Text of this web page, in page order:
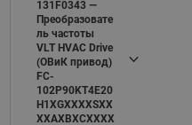
131F0343 —
Преобразовате
ль частоты
VLT HVAC Drive
(ОВиК привод)
FC-
102P90KT4E20
H1XGXXXXSXX
XXAXBXCXXXX